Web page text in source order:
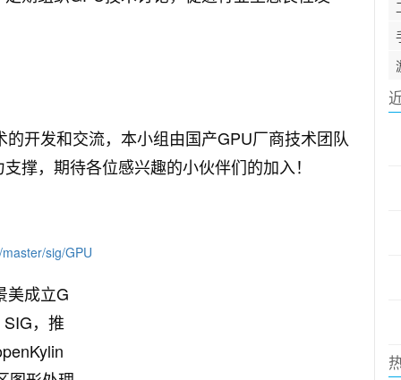
开发和交流，本小组由国产GPU厂商技术团队
撑，期待各位感兴趣的小伙伴们的加入！
sig/GPU